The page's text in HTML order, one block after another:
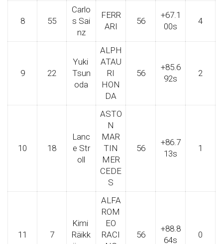
8 55
Carlo
s Sai
nz
FERR
ARI
56
+67.1
00s
4
9 22
Yuki
Tsun
oda
ALPH
ATAU
RI
HON
DA
56
+85.6
92s
2
10 18
Lanc
e Str
oll
ASTO
N
MAR
TIN
MER
CEDE
S
56
+86.7
13s
1
11 7
Kimi
Räikk
ALFA
ROM
EO
RACI
56
+88.8
64s
0